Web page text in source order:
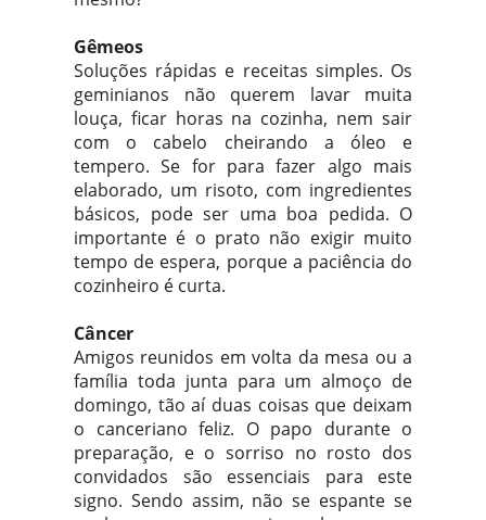
Gêmeos
Soluções rápidas e receitas simples. Os
geminianos não querem lavar muita
louça, ficar horas na cozinha, nem sair
com o cabelo cheirando a óleo e
tempero. Se for para fazer algo mais
elaborado, um risoto, com ingredientes
básicos, pode ser uma boa pedida. O
importante é o prato não exigir muito
tempo de espera, porque a paciência do
cozinheiro é curta.
Câncer
Amigos reunidos em volta da mesa ou a
família toda junta para um almoço de
domingo, tão aí duas coisas que deixam
o canceriano feliz. O papo durante o
preparação, e o sorriso no rosto dos
convidados são essenciais para este
signo. Sendo assim, não se espante se